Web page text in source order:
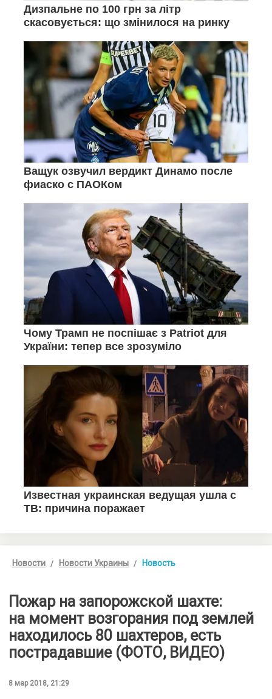
Новости Новости Украины Новость
Пожар на запорожской шахте:
на момент возгорания под землей
находилось 80 шахтеров, есть
пострадавшие (ФОТО, ВИДЕО)
8 мар 2018, 21:29